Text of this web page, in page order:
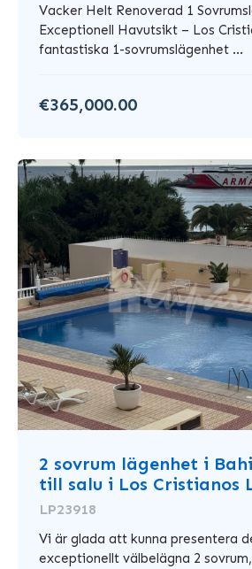
Vacker Helt Renoverad 1
Exceptionell Havutsikt – Los
fantastiska 1-sovrumslägenhet ...
€365,000.00
2 sovrum lägenhet i
till salu i Los Cristianos
LP23918
Vi är glada att kunna presentera
exceptionellt välbelägna 2